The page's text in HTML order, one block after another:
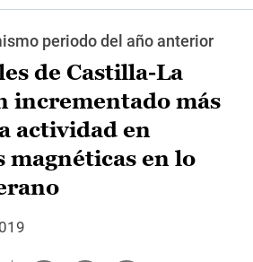
periodo del año anterior
de Castilla-La
incrementado más
actividad en
magnéticas en lo